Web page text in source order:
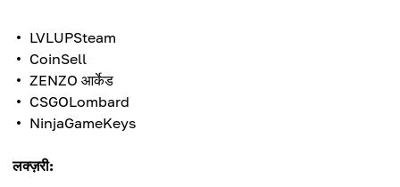
LVLUPSteam
CoinSell
ZENZO आर्केड
CSGOLombard
NinjaGameKeys
लक्ज़री: